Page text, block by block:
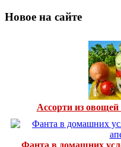
Новое на сайте
Ассорти из овощей
Фанта в домашних